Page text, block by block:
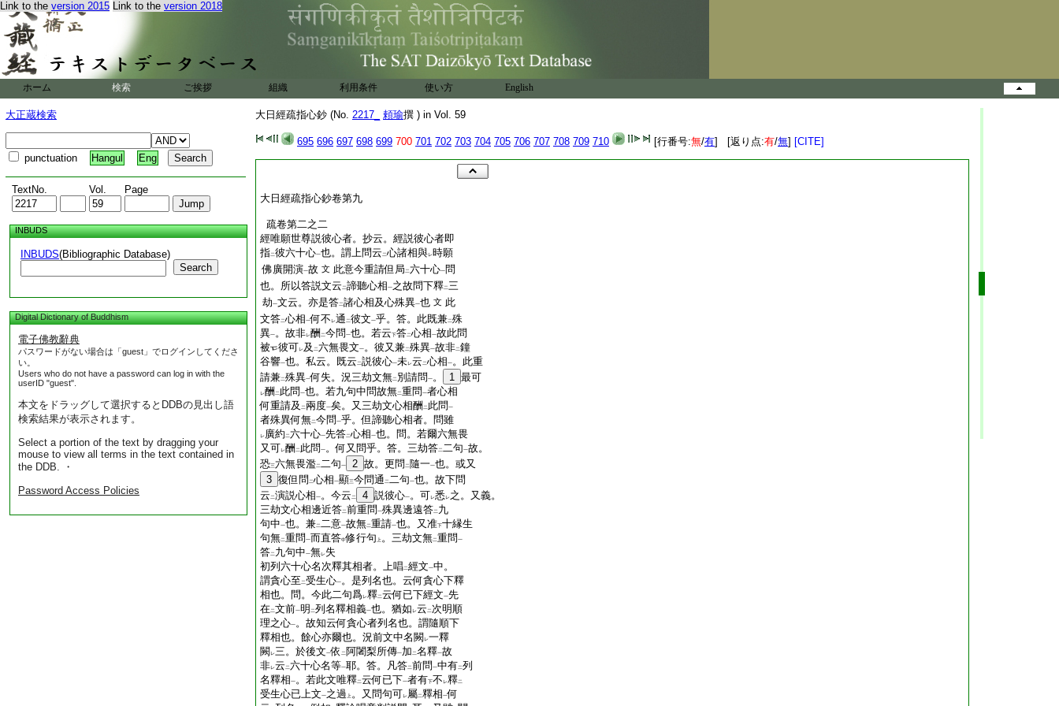
Link to the version 2015 Link to the version 2018
ホーム 検索 ご挨拶 組織 利用条件 使い方 English
大正蔵検索
punctuation Hangul Eng
TextNo. Vol. Page
INBUDS
INBUDS(Bibliographic Database)
Search
Digital Dictionary of Buddhism
電子佛教辭典
パスワードがない場合は「guest」でログインしてくださ
い。
Users who do not have a password can log in with the
userID "guest".
本文をドラッグして選択するとDDBの見出し語
検索結果が表示されます。
Select a portion of the text by dragging your
mouse to view all terms in the text contained in
the DDB. ・
Password Access Policies
大日經疏指心鈔 (No. 2217_ 頼瑜撰 ) in Vol. 59
695 696 697 698 699 700 701 702 703 704 705 706 707 708 709 710 [行番号:無/有] [返り点:有/無] [CITE]
大日經疏指心鈔卷第九
疏卷第二之二
經唯願世尊説彼心者。抄云。經説彼心者即
指二彼六十心一也。謂上問云 二心諸相與レ時願
佛廣開演一故 文 此意今重請但局 二六十心一問
也。所以答説文云 二諦聽心相一之故問下釋二三
劫一文云。亦是答二諸心相及心殊異一也 文 此
文答二心相一何不 レ通 二彼文一乎。答。此既兼二殊
異一。故非レ酬 二今問一也。若云下答二心相一故此問
被
彼可レ及 二六無畏文一。彼又兼二殊異一故非二鐘
谷響一也。私云。既云 二説彼心一未レ云 二心相一。此重
請兼二殊異一何失。況三劫文無二 別請問一。 1 最可
レ酬 二 此問一也。若九句中問故無二重問一者心相
何重請及 二兩度一矣。又三劫文心相酬 二 此問一
者殊異何無二今問一乎。但諦聽心相者。問雖
レ廣約 二六十心一先答二心相一也。問。若爾六無畏
又可レ酬 二 此問一。何又問乎。答。三劫答二二句一故。
恐三六無畏濫二二句一 2 故。更問 二 隨一一也。或又
3 復但問 二心相一顯三今問通 二二句一也。故下問
云 二演説心相一。今云 二 4 説彼心一。可レ悉レ之。又義。
三劫文心相邊近答二前重問一殊異邊遠答二 九
句中一也。兼二二意一故無二重請一也。又准下十縁生
句無二重問一而直答中修行句 上 。三劫文無二重問一
答二 九句中一無レ失
初列六十心名次釋其相者。上唱二經文一中。
謂貪心至 二受生心一。是列名也。云何貪心下釋
相也。問。今此二句爲レ釋二云何已下經文一先
在二文前一明 二列名釋相義一也。猶如 レ云 二次明順
理之心一。故知云何貪心者列名也。謂隨順下
釋相也。餘心亦爾也。況前文中名闕 レ一釋
闕 レ三。於後文一依 二 阿闍梨所傳一加 二名釋一故
非レ云 二六十心名等一耶。答。凡答二前問一中有二列
名釋相一。若此文唯釋二云何已下一者有下不 レ釋二
受生心已上文一之過 上 。又問句可レ屬二釋相一何